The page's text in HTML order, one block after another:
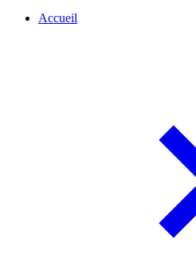
Accueil